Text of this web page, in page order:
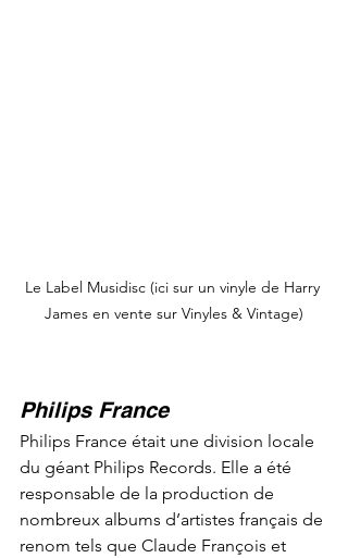
Le Label Musidisc (ici sur un vinyle de Harry
James en vente sur Vinyles & Vintage)
Philips France
Philips France était une division locale
du géant Philips Records. Elle a été
responsable de la production de
nombreux albums d’artistes français de
renom tels que Claude François et